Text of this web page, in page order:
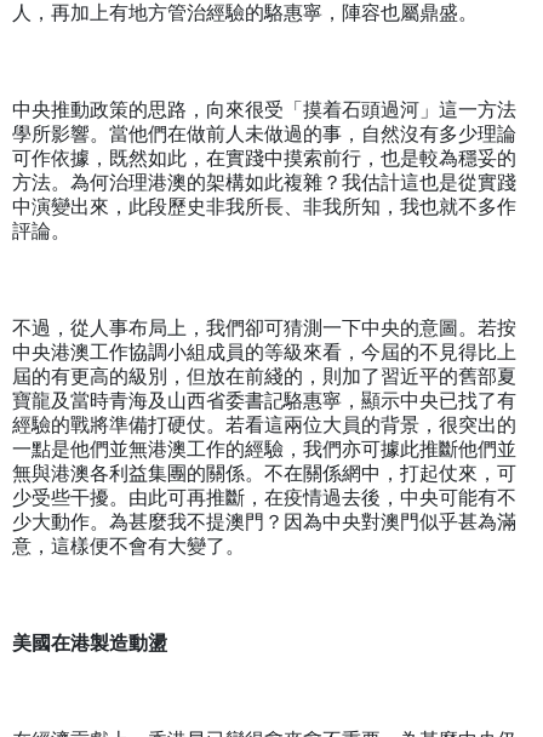
人，再加上有地方管治經驗的駱惠寧，陣容也屬鼎盛。
中央推動政策的思路，向來很受「摸着石頭過河」這一方法
學所影響。當他們在做前人未做過的事，自然沒有多少理論
可作依據，既然如此，在實踐中摸索前行，也是較為穩妥的
方法。為何治理港澳的架構如此複雜？我估計這也是從實踐
中演變出來，此段歷史非我所長、非我所知，我也就不多作
評論。
不過，從人事布局上，我們卻可猜測一下中央的意圖。若按
中央港澳工作協調小組成員的等級來看，今屆的不見得比上
屆的有更高的級別，但放在前綫的，則加了習近平的舊部夏
寶龍及當時青海及山西省委書記駱惠寧，顯示中央已找了有
經驗的戰將準備打硬仗。若看這兩位大員的背景，很突出的
一點是他們並無港澳工作的經驗，我們亦可據此推斷他們並
無與港澳各利益集團的關係。不在關係網中，打起仗來，可
少受些干擾。由此可再推斷，在疫情過去後，中央可能有不
少大動作。為甚麼我不提澳門？因為中央對澳門似乎甚為滿
意，這樣便不會有大變了。
美國在港製造動盪